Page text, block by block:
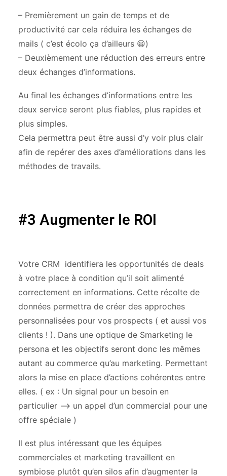
– Premièrement un gain de temps et de
productivité car cela réduira les échanges de
mails ( c’est écolo ça d’ailleurs 😀)
– Deuxièmement une réduction des erreurs entre
deux échanges d’informations.
Au final les échanges d’informations entre les
deux service seront plus fiables, plus rapides et
plus simples.
Cela permettra peut être aussi d’y voir plus clair
afin de repérer des axes d’améliorations dans les
méthodes de travails.
#3 Augmenter le ROI
Votre CRM identifiera les opportunités de deals
à votre place à condition qu’il soit alimenté
correctement en informations. Cette récolte de
données permettra de créer des approches
personnalisées pour vos prospects ( et aussi vos
clients ! ). Dans une optique de Smarketing le
persona et les objectifs seront donc les mêmes
autant au commerce qu’au marketing. Permettant
alors la mise en place d’actions cohérentes entre
elles. ( ex : Un signal pour un besoin en
particulier –> un appel d’un commercial pour une
offre spéciale )
Il est plus intéressant que les équipes
commerciales et marketing travaillent en
symbiose plutôt qu’en silos afin d’augmenter la